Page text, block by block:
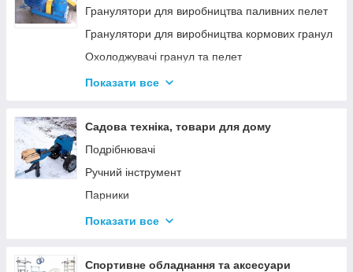
Газові котли
Аксесуари для твердопаливних котлів
Гранулятори для виробництва паливних пелет
Гранулятори для виробництва кормових гранул
Охолоджувачі гранул та пелет
Подрібнювачі
Дровоколи
Показати все
Садова техніка, товари для дому
Подрібнювачі
Ручний інструмент
Парники
Термоси
Показати все
Спортивне обладнання та аксесуари